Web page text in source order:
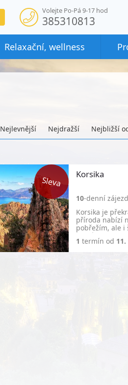
Vyhledat
Volejte Po-Pá 9-17 hod
385310813
Relaxační, wellness
Nejlevnější Nejdražší Nejbližší
Korsika
10-denní zájezd
Korsika je
příroda nabízí
pobřežím, ale i
kaskády…
1 termín od